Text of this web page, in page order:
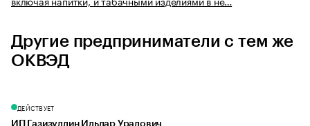
Другие предприниматели с тем же
ОКВЭД
ДЕЙСТВУЕТ